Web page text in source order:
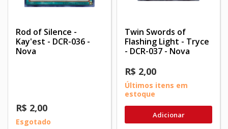
Rod of Silence -
Kay'est - DCR-036 -
Nova
R$ 2,00
Esgotado
Twin Swords of
Flashing Light - Tryce
- DCR-037 - Nova
R$ 2,00
Últimos itens em
estoque
Adicionar